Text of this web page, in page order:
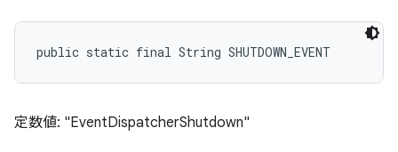
public static final String SHUTDOWN_EVENT
定数値: "EventDispatcherShutdown"